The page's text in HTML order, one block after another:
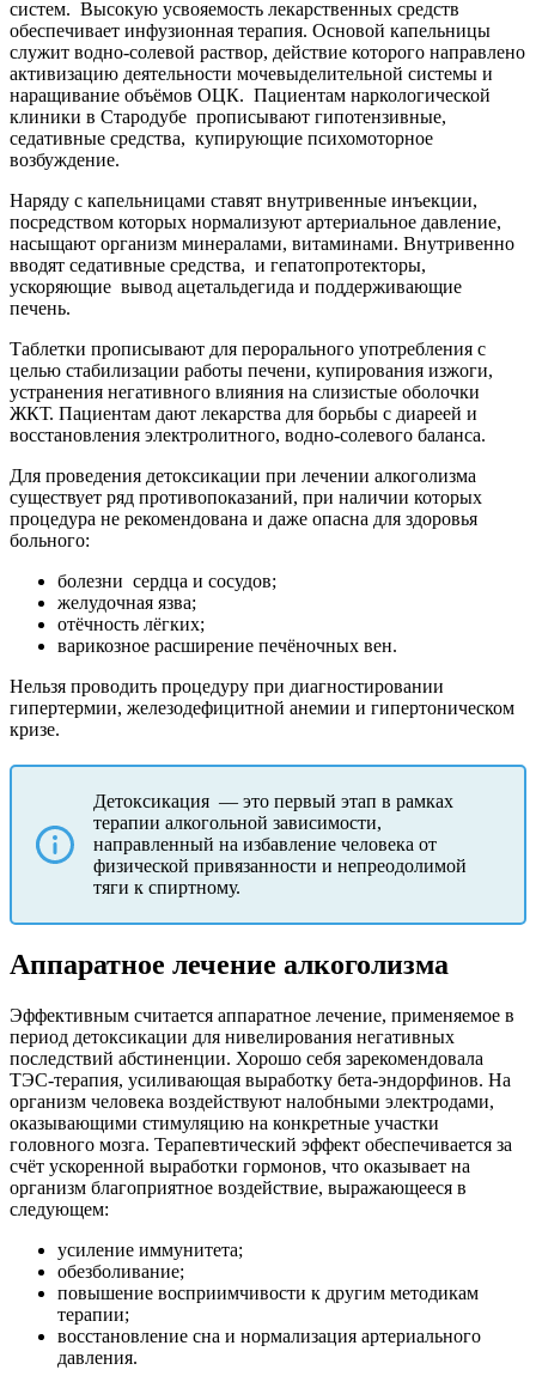
систем. Высокую усвояемость лекарственных средств
обеспечивает инфузионная терапия. Основой капельницы
служит водно-солевой раствор, действие которого направлено
активизацию деятельности мочевыделительной системы и
наращивание объёмов ОЦК. Пациентам наркологической
клиники в Стародубе прописывают гипотензивные,
седативные средства, купирующие психомоторное
возбуждение.
Наряду с капельницами ставят внутривенные инъекции,
посредством которых нормализуют артериальное давление,
насыщают организм минералами, витаминами. Внутривенно
вводят седативные средства, и гепатопротекторы,
ускоряющие вывод ацетальдегида и поддерживающие
печень.
Таблетки прописывают для перорального употребления с
целью стабилизации работы печени, купирования изжоги,
устранения негативного влияния на слизистые оболочки
ЖКТ. Пациентам дают лекарства для борьбы с диареей и
восстановления электролитного, водно-солевого баланса.
Для проведения детоксикации при лечении алкоголизма
существует ряд противопоказаний, при наличии которых
процедура не рекомендована и даже опасна для здоровья
больного:
болезни сердца и сосудов;
желудочная язва;
отёчность лёгких;
варикозное расширение печёночных вен.
Нельзя проводить процедуру при диагностировании
гипертермии, железодефицитной анемии и гипертоническом
кризе.
Детоксикация — это первый этап в рамках
терапии алкогольной зависимости,
направленный на избавление человека от
физической привязанности и непреодолимой
тяги к спиртному.
Аппаратное лечение алкоголизма
Эффективным считается аппаратное лечение, применяемое в
период детоксикации для нивелирования негативных
последствий абстиненции. Хорошо себя зарекомендовала
ТЭС-терапия, усиливающая выработку бета-эндорфинов. На
организм человека воздействуют налобными электродами,
оказывающими стимуляцию на конкретные участки
головного мозга. Терапевтический эффект обеспечивается за
счёт ускоренной выработки гормонов, что оказывает на
организм благоприятное воздействие, выражающееся в
следующем:
усиление иммунитета;
обезболивание;
повышение восприимчивости к другим методикам
терапии;
восстановление сна и нормализация артериального
давления.